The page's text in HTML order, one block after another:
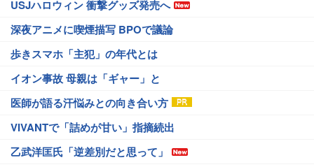
USJハロウィン 衝撃グッズ発売へ
深夜アニメに喫煙描写 BPOで議論
歩きスマホ「主犯」の年代とは
イオン事故 母親は「ギャー」と
医師が語る汗悩みとの向き合い方
VIVANTで「詰めが甘い」指摘続出
乙武洋匡氏「逆差別だと思って」